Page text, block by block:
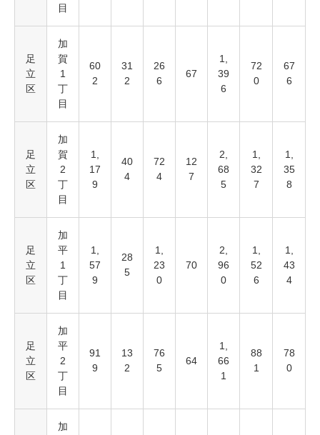
目
足
立
区
加
賀
1
丁
目
60
2
31
2
26
6
67
1,
39
6
72
0
67
6
足
立
区
加
賀
2
丁
目
1,
17
9
40
4
72
4
12
7
2,
68
5
1,
32
7
1,
35
8
足
立
区
加
平
1
丁
目
1,
57
9
28
5
1,
23
0
70
2,
96
0
1,
52
6
1,
43
4
足
立
区
加
平
2
丁
目
91
9
13
2
76
5
64
1,
66
1
88
1
78
0
加